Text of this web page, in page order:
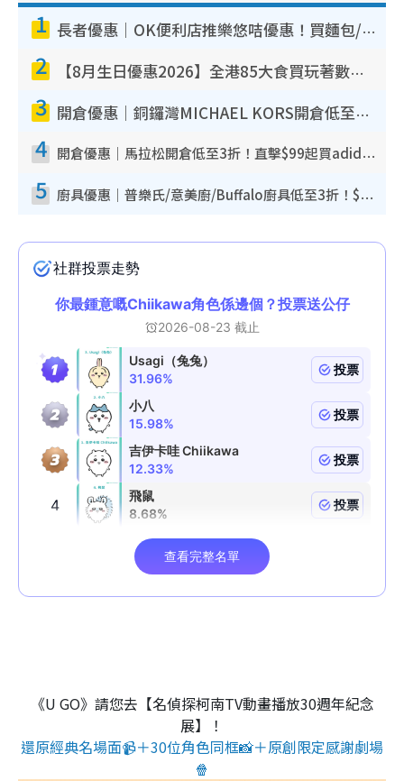
1 長者優惠｜OK便利店推樂悠咭優惠！買麵包/牛奶/保健品拍卡即減
2 【8月生日優惠2026】全港85大食買玩著數攻略 自助餐/火鍋放題同行免費＋誠品/DONKI送現金券
3 開倉優惠｜銅鑼灣MICHAEL KORS開倉低至17折！直擊$500起買手袋/銀包/鞋款 必買經典Jet Set系列
4 開倉優惠｜馬拉松開倉低至3折！直擊$99起買adidas／New Balance／Puma鞋款 STANLEY保溫杯劈價至$119起
5 廚具優惠｜普樂氏/意美廚/Buffalo廚具低至3折！$89起買煎鍋／炒鑊／個人鍋 同場小家電激減至$99起
《U GO》請您去【名偵探柯南TV動畫播放30週年紀念
展】！
還原經典名場面📹＋30位角色同框📸＋原創限定感謝劇場
🍿